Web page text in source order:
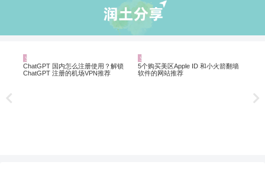
业界资讯 业界资讯